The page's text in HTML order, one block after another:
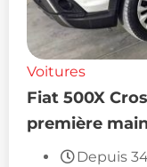
Voitures
Fiat 500X
première
Depuis